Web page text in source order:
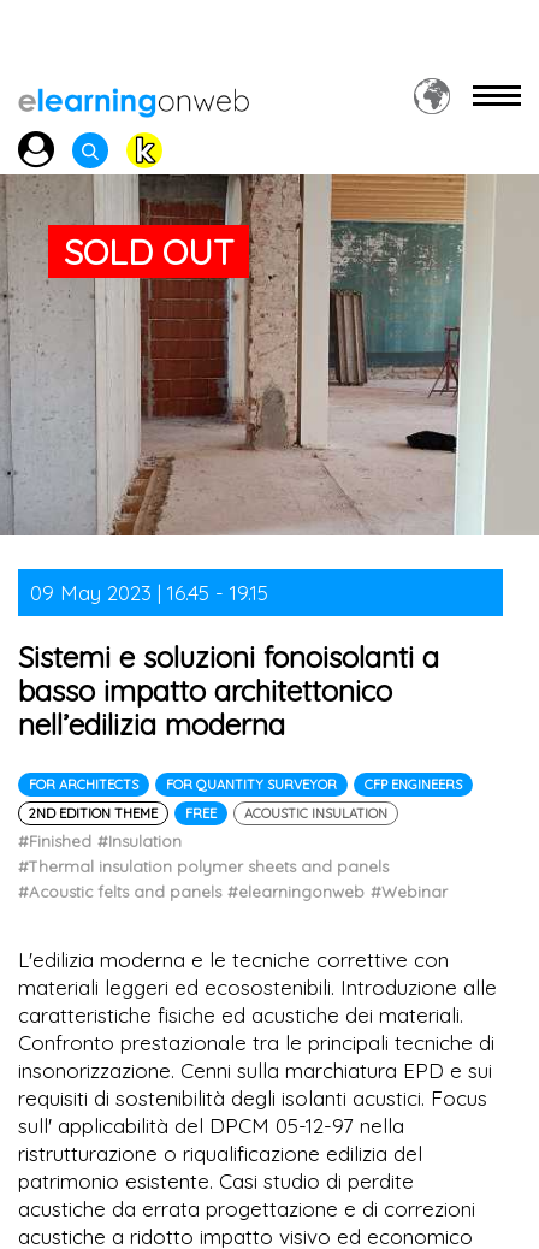
SOLD OUT
09 May 2023 | 16.45 - 19.15
Sistemi e soluzioni fonoisolanti a
basso impatto architettonico
nell’edilizia moderna
FOR ARCHITECTS FOR QUANTITY SURVEYOR
CFP ENGINEERS
2ND EDITION THEME
FREE ACOUSTIC INSULATION
#Finished #Insulation
#Thermal insulation polymer sheets and panels
#Acoustic felts and panels #elearningonweb #Webinar
L'edilizia moderna e le tecniche correttive con
materiali leggeri ed ecosostenibili. Introduzione alle
caratteristiche fisiche ed acustiche dei materiali.
Confronto prestazionale tra le principali tecniche di
insonorizzazione. Cenni sulla marchiatura EPD e sui
requisiti di sostenibilità degli isolanti acustici. Focus
sull' applicabilità del DPCM 05-12-97 nella
ristrutturazione o riqualificazione edilizia del
patrimonio esistente. Casi studio di perdite
acustiche da errata progettazione e di correzioni
acustiche a ridotto impatto visivo ed economico